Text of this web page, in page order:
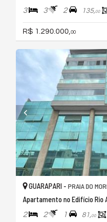
3 3 2 135,00
R$ 1.290.000,00
GUARAPARI - PRAIA DO
Apartamento no Edifício Rio
2 2 1 81,00